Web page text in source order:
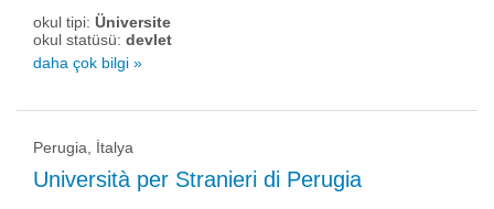
okul tipi: Üniversite
okul statüsü: devlet
daha çok bilgi »
Perugia, İtalya
Università per Stranieri di Perugia